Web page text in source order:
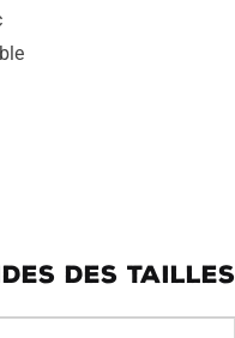
DES TAILLES